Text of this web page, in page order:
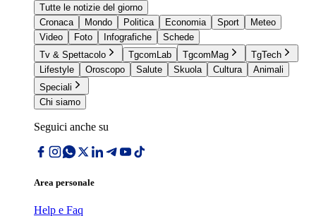
Tutte le notizie del giorno
Cronaca
Mondo Politica Economia Sport
Meteo
Video
Foto Infografiche
Schede
Tv & Spettacolo
TgcomLab TgcomMag
TgTech
Lifestyle
Oroscopo Salute Skuola Cultura
Animali
Speciali
Chi siamo
Seguici anche su
Area personale
Help e Faq